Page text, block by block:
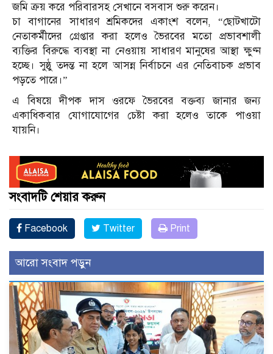
জমি ক্রয় করে পরিবারসহ সেখানে বসবাস শুরু করেন।
চা বাগানের সাধারণ শ্রমিকদের একাংশ বলেন, “ছোটখাটো
নেতাকর্মীদের গ্রেপ্তার করা হলেও ভৈরবের মতো প্রভাবশালী
ব্যক্তির বিরুদ্ধে ব্যবস্থা না নেওয়ায় সাধারণ মানুষের আস্থা ক্ষুণ্ন
হচ্ছে। সুষ্ঠু তদন্ত না হলে আসন্ন নির্বাচনে এর নেতিবাচক প্রভাব
পড়তে পারে।”
এ বিষয়ে দীপক দাস ওরফে ভৈরবের বক্তব্য জানার জন্য
একাধিকবার যোগাযোগের চেষ্টা করা হলেও তাকে পাওয়া
যায়নি।
সংবাদটি শেয়ার করুন
Facebook Twitter Print
আরো সংবাদ পড়ুন